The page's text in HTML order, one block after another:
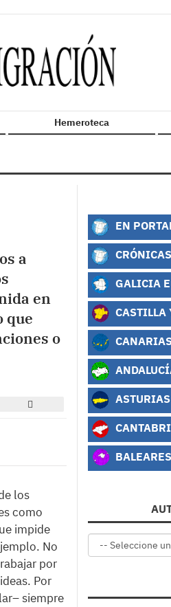
Hemeroteca
a
en
que
o
los
como
impide
No
por
Por
siempre
EN
GALICIA
CASTILLA